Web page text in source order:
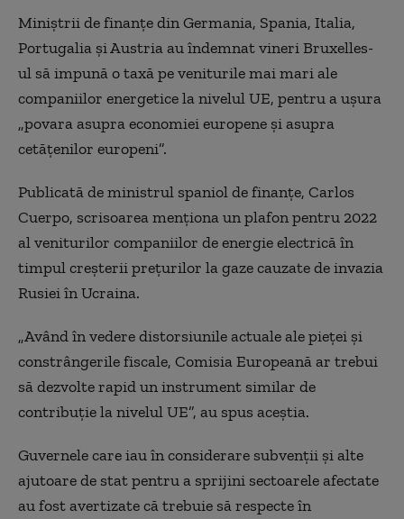
Miniștrii de finanțe din Germania, Spania, Italia,
Portugalia și Austria au îndemnat vineri Bruxelles-
ul să impună o taxă pe veniturile mai mari ale
companiilor energetice la nivelul UE, pentru a ușura
„povara asupra economiei europene și asupra
cetățenilor europeni”.
Publicată de ministrul spaniol de finanțe, Carlos
Cuerpo, scrisoarea menționa un plafon pentru 2022
al veniturilor companiilor de energie electrică în
timpul creșterii prețurilor la gaze cauzate de invazia
Rusiei în Ucraina.
„Având în vedere distorsiunile actuale ale pieței și
constrângerile fiscale, Comisia Europeană ar trebui
să dezvolte rapid un instrument similar de
contribuție la nivelul UE”, au spus aceștia.
Guvernele care iau în considerare subvenții și alte
ajutoare de stat pentru a sprijini sectoarele afectate
au fost avertizate că trebuie să respecte în